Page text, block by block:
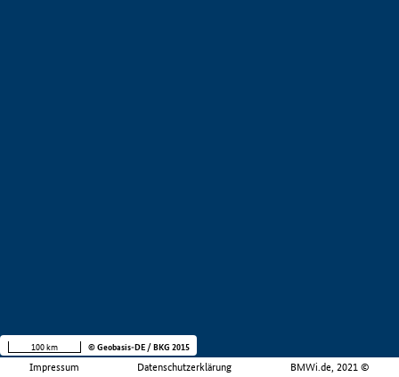
Impressum Datenschutzerklärung BMWi.de, 2021 ©
100 km © Geobasis-DE / BKG 2015